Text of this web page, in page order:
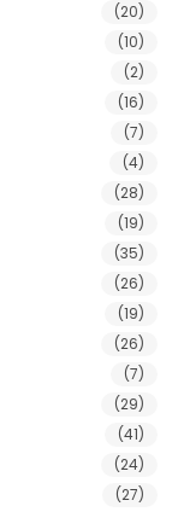
(20)
(10)
(2)
(16)
(7)
(4)
(28)
(19)
(35)
(26)
(19)
(26)
(7)
(29)
(41)
(24)
(27)